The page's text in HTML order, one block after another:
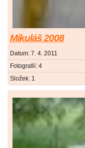
Mikuláš 2008
Datum: 7. 4. 2011
Fotografií: 4
Složek: 1